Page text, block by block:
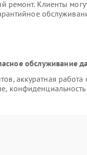
ремонт. Клиенты
обслуживание
аккуратная работа
конфиденциальность